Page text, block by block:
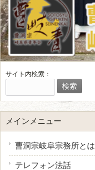
サイト内検索：
メインメニュー
曹洞宗岐阜宗務所とは
テレフォン法話